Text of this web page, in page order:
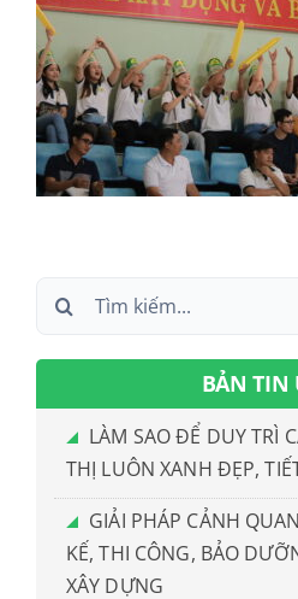
Search
BẢN TIN
LÀM SAO ĐỂ DUY TRÌ
THỊ LUÔN XANH ĐẸP,
GIẢI PHÁP CẢNH
KẾ, THI CÔNG, BẢO
XÂY DỰNG